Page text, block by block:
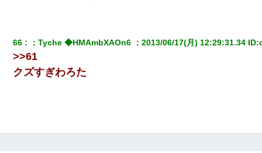
66 ：Tyche ◆HMAmbXAOn6 ：2013/06/17(月) 12:29:31.34 ID:
>>61
クズすぎわろた